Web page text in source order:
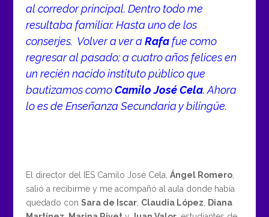
al corredor principal. Dentro todo me
resultaba familiar. Hasta uno de los
conserjes. Volver a ver aRafafue como
regresar al pasado; a cuatro años felices en
un recién nacido instituto público que
bautizamos comoCamilo José Cela. Ahora
lo es de Enseñanza Secundaria y bilingüe.
El director del IES Camilo José Cela, Ángel Romero,
salió a recibirme y me acompañó al aula donde había
quedado con Sara de Iscar, Claudia López
Diana